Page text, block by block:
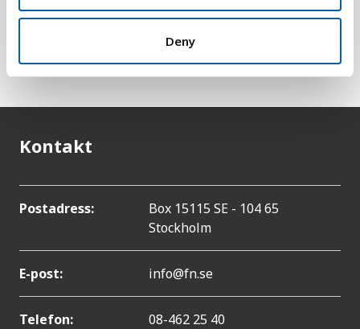
Deny
inkomstbringande arbete, något som förbättrar
villkoret på alla områden i samhället. Statistiken
samlas in och publiceras av Internationella
arbetsorganisationen (ILO).
Kontakt
Postadress:
Box 15115 SE - 104 65
Stockholm
E-post: info@fn.se
Telefon: 08-462 25 40